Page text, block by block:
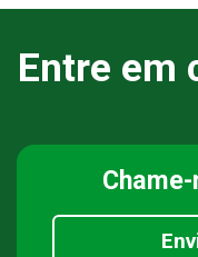
Entre em